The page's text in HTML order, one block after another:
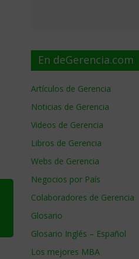
En deGerencia.com
Artículos de Gerencia
Noticias de Gerencia
Videos de Gerencia
Libros de Gerencia
Webs de Gerencia
Negocios por País
Colaboradores de Gerencia
Glosario
Glosario Inglés – Español
Los mejores MBA